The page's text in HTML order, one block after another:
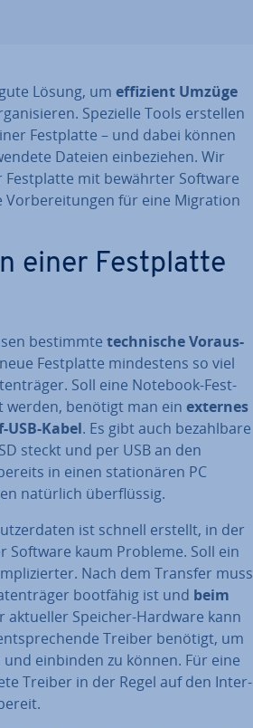
Lösung, um effizient Umzüge
Spezielle Tools erstellen
Fest­plat­te – und dabei können
Dateien ein­be­zie­hen. Wir
Fest­plat­te mit bewährter Software
Vor­be­rei­tun­gen für eine Migration
einer Fest­plat­te
bestimmte tech­ni­sche Vor­aus­
Fest­plat­te min­des­tens so viel
Soll eine Notebook-Fest­
werden, benötigt man ein externes
Kabel. Es gibt auch be­zahl­ba­re
steckt und per USB an den
in einen sta­tio­nä­ren PC
natürlich über­flüs­sig.
ist schnell erstellt, in der
Software kaum Probleme. Soll ein
Nach dem Transfer muss
bootfähig ist und beim
aktueller Speicher-Hardware kann
Treiber benötigt, um
einbinden zu können. Für eine
Treiber in der Regel auf den In­ter­